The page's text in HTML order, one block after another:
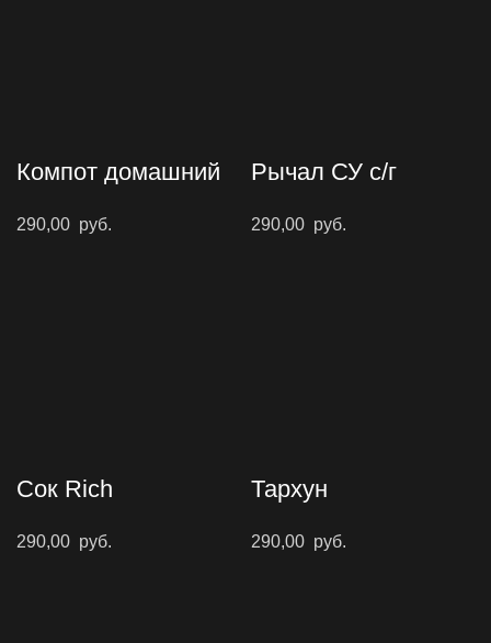
Компот домашний
290,00 руб.
Рычал СУ с/г
290,00 руб.
Сок Rich
290,00 руб.
Тархун
290,00 руб.